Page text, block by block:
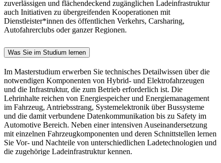
zuverlässigen und flächendeckend zugänglichen Ladeinfrastruktur
auch Initiativen zu übergreifenden Kooperationen mit
Dienstleister*innen des öffentlichen Verkehrs, Carsharing,
Autofahrerclubs oder ganzer Regionen.
Was Sie im Studium lernen
Im Masterstudium erwerben Sie technisches Detailwissen über die
notwendigen Komponenten von Hybrid- und Elektrofahrzeugen
und die Infrastruktur, die zum Betrieb erforderlich ist. Die
Lehrinhalte reichen von Energiespeicher und Energiemanagement
im Fahrzeug, Antriebsstrang, Systemelektronik über Bussysteme
und die damit verbundene Datenkommunikation bis zu Safety im
Automotive Bereich. Neben einer intensiven Auseinandersetzung
mit einzelnen Fahrzeugkomponenten und deren Schnittstellen lernen
Sie Vor- und Nachteile von unterschiedlichen Ladetechnologien und
die zugehörige Ladeinfrastruktur kennen.